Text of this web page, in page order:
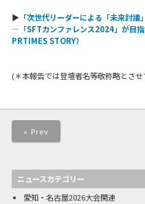
▶「次世代リーダーによる「未来討議
―「SFTカンファレンス2024」が目
PRTIMES STORY）
(＊本報告では登壇者名等敬称略とさ
« Prev
ニュースカテゴリー
愛知・名古屋2026大会関連